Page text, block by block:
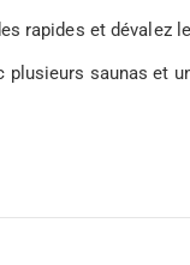
rapides et
plusieurs saunas et